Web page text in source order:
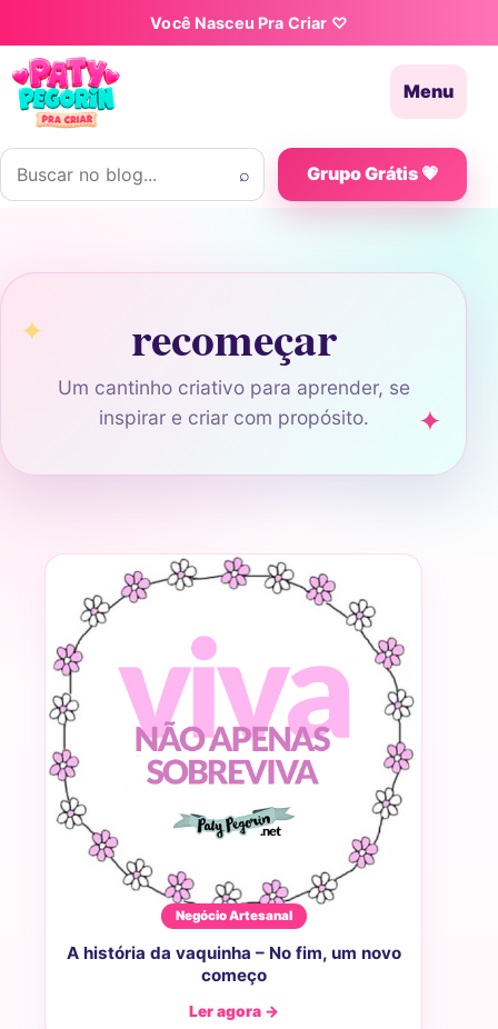
Pular para o conteúdoVocê Nasceu Pra Criar ♡
Menu
Buscar por:
⌕ Grupo Grátis 💗
recomeçar
Um cantinho criativo para aprender, se
inspirar e criar com propósito.
Negócio Artesanal
A história da vaquinha – No fim, um novo
começo
Ler agora →